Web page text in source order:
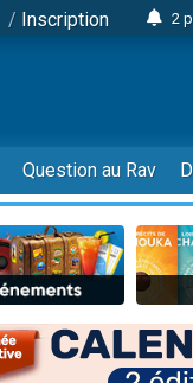
/ Inscription
2
3
11
2
Question au Rav